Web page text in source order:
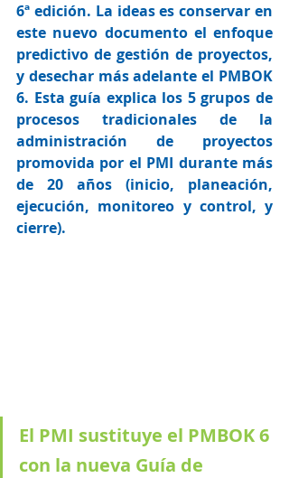
6ª edición. La ideas es conservar en
este nuevo documento el enfoque
predictivo de gestión de proyectos,
y desechar más adelante el PMBOK
6. Esta guía explica los 5 grupos de
procesos tradicionales de la
administración de proyectos
promovida por el PMI durante más
de 20 años (inicio, planeación,
ejecución, monitoreo y control, y
cierre).
El PMI sustituye el PMBOK 6
con la nueva Guía de